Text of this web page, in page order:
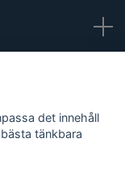
det innehåll
tänkbara